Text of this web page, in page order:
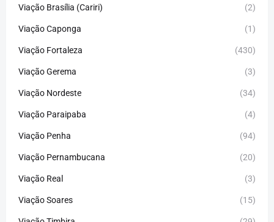
Viação Brasília (Cariri) (2)
Viação Caponga (1)
Viação Fortaleza (430)
Viação Gerema (3)
Viação Nordeste (34)
Viação Paraipaba (4)
Viação Penha (94)
Viação Pernambucana (20)
Viação Real (3)
Viação Soares (15)